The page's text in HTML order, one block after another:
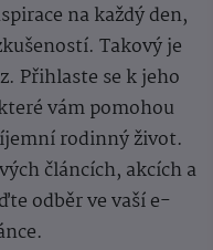
na každý den,
Takový je
Přihlaste se k jeho
vám pomohou
rodinný život.
článcích, akcích a
odběr ve vaší e-